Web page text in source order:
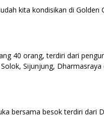
kita kondisikan di Golden
40 orang, terdiri dari
Sijunjung, Dharmasraya
bersama besok terdiri dari